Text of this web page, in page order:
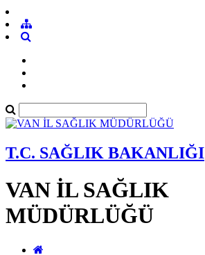
T.C. SAĞLIK BAKANLIĞI
VAN İL SAĞLIK
MÜDÜRLÜĞÜ